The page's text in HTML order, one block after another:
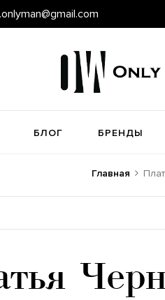
БЛОГ БРЕНДЫ
Главная